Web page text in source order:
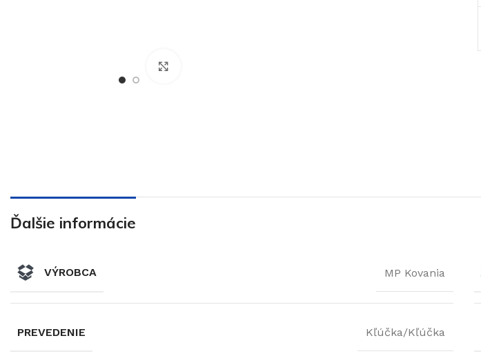
Ďalšie informácie
VÝROBCA MP Kovania
PREVEDENIE Kľúčka/Kľúčka